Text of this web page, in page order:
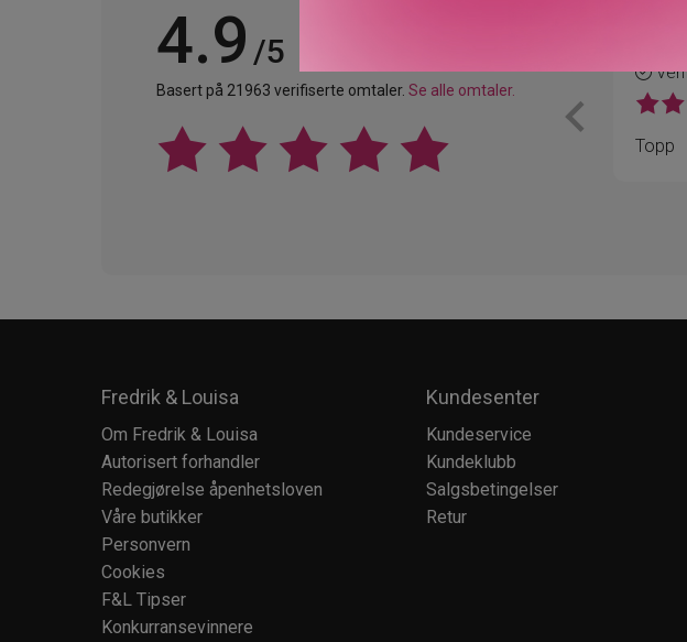
4.9 /5
Basert på 21963 verifiserte omtaler. Se alle omtaler.
Topp
Fredrik & Louisa
Om Fredrik & Louisa
Autorisert forhandler
Redegjørelse åpenhetsloven
Våre butikker
Personvern
Cookies
F&L Tipser
Konkurransevinnere
Kundesenter
Kundeservice
Kundeklubb
Salgsbetingelser
Retur